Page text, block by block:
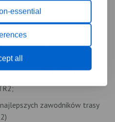
essential
all
pieszej (TP2);
pieszej i rowerowej (TP3 i
(TP3 i TR2)
zawodników trasy